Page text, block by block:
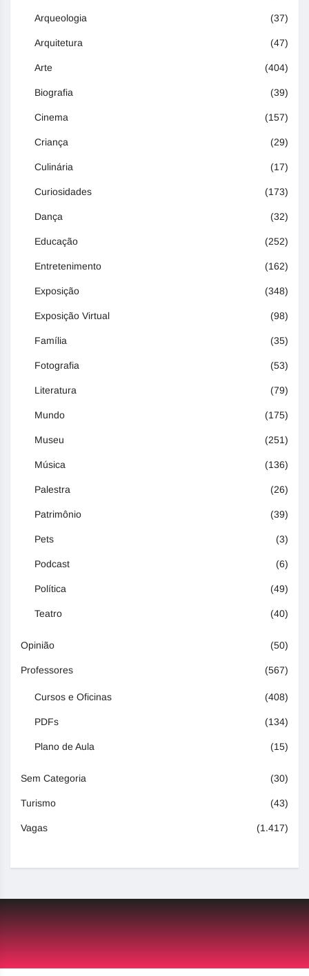
Arqueologia (37)
Arquitetura (47)
Arte (404)
Biografia (39)
Cinema (157)
Criança (29)
Culinária (17)
Curiosidades (173)
Dança (32)
Educação (252)
Entretenimento (162)
Exposição (348)
Exposição Virtual (98)
Família (35)
Fotografia (53)
Literatura (79)
Mundo (175)
Museu (251)
Música (136)
Palestra (26)
Patrimônio (39)
Pets (3)
Podcast (6)
Política (49)
Teatro (40)
Opinião (50)
Professores (567)
Cursos e Oficinas (408)
PDFs (134)
Plano de Aula (15)
Sem Categoria (30)
Turismo (43)
Vagas (1.417)